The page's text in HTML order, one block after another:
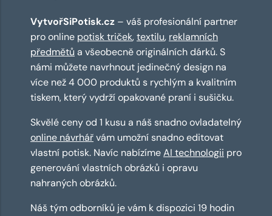
VytvořSiPotisk.cz – váš profesionální partner
pro online potisk triček,textilu, reklamních
předmětů a všeobecně originálních dárků. S
námi můžete navrhnout jedinečný design na
více než 4 000 produktů s rychlým a kvalitním
tiskem, který vydrží opakované praní i sušičku.
Skvělé ceny od 1 kusu a náš snadno ovladatelný
online návrhářvám umožní snadno editovat
vlastní potisk. Navíc nabízímeAI technologii pro
generování vlastních obrázků i opravu
nahraných obrázků.
Náš tým odborníků je vám k dispozici 19 hodin